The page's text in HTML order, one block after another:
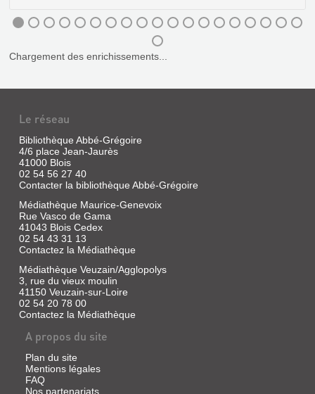
FILLE
MENTAIT
DE
VRAI
Livre
Grive,
Catherine
Rouergue,
2018
(DoAdo)
Kimberley
ment
à
tout
bout
de
champ.
Elle
grande
capacité
GIROUETTES
Tissier
Mallerais,
|
[Conservation
des
châteaux
de
Fougères,
Chaumont
et
Talcy],
1995
(Le
monument
et
ses
artisans)
PAYSAGES
ET
GENS
Dougier,
Henry
Autrement,
Mook
emmène
à
la
chasse
aux
Les
plus
belles
pépites
de
la
région
remontent
à
la
Renaissance,
mais
loin
d'être
dans
leurs
somptueuses
PLAISIRS
DE
LOIRE
:
1800-
1970
Livre
|
Nugier,
Jean-
et
terroirs,
2007
Chargement des enrichissements...
Le réseau
Bibliothèque Abbé-Grégoire
4/6 place Jean-Jaurès
41000 Blois
02 54 56 27 40
Contacter la bibliothèque Abbé-Grégoire
Médiathèque Maurice-Genevoix
Rue Vasco de Gama
41043 Blois Cedex
02 54 43 31 13
Contactez la Médiathèque
Médiathèque Veuzain/Agglopolys
3, rue du vieux moulin
41150 Veuzain-sur-Loire
02 54 20 78 00
Contactez la Médiathèque
A propos du site
Plan du site
Mentions légales
FAQ
Nos partenariats